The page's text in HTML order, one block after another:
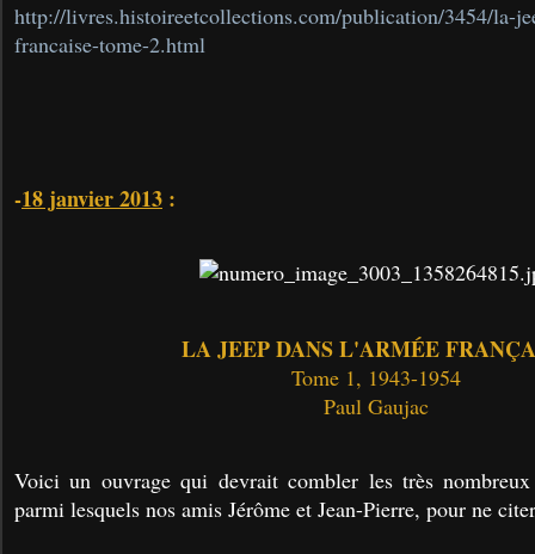
http://livres.histoireetcollections.com/publication/3454/la-
francaise-tome-2.html
-18 janvier 2013 :
LA JEEP DANS L'ARMÉE
Tome 1, 1943-1954
Paul Gaujac
Voici un ouvrage qui devrait combler les très nombreux
parmi lesquels nos amis Jérôme et Jean-Pierre, pour ne